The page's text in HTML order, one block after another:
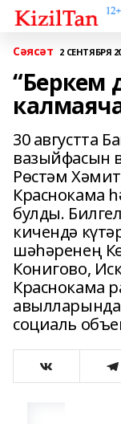
Сәясәт 2 СЕНТЯБРЯ
“Беркем
30 августта
вазыйфасын
Рөстәм
Краснокама
булды.
кичендә
шәһәренең
Конигово,
Краснокама
социаль